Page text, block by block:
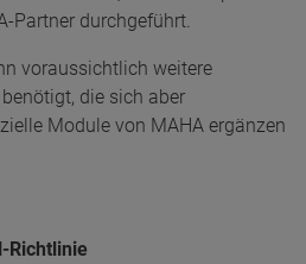
Partner durchgeführt.
voraussichtlich weitere
die sich aber
Module von MAHA ergänzen
Richtlinie